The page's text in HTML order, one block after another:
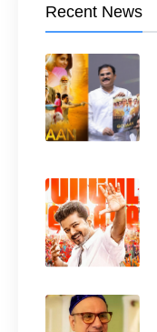
Recent News